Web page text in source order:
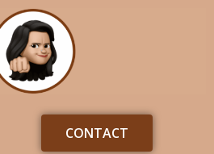
CONTACT